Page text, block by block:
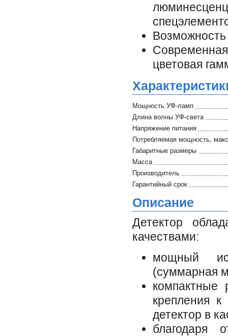
цветовая
Мощность УФ-ламп
Длина волны УФ-света
Напряжение питания
Потребляемая мощность,
Габаритные размеры
Масса
Производитель
Гарантийный срок
Описание
Детектор
качествами:
мощный
(суммарная
компактные
крепления к
детектор в
благодаря